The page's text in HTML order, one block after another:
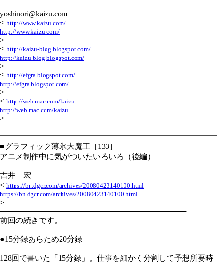
yoshinori@kaizu.com
< http://www.kaizu.com/
http://www.kaizu.com/
>
< http://kaizu-blog.blogspot.com/
http://kaizu-blog.blogspot.com/
>
< http://efgra.blogspot.com/
http://efgra.blogspot.com/
>
< http://web.mac.com/kaizu
http://web.mac.com/kaizu
>
■グラフィック薄氷大魔王［133］
アニメ制作中に気がついたいろいろ（後編）
吉井 宏
< https://bn.dgcr.com/archives/20080423140100.html
https://bn.dgcr.com/archives/20080423140100.html
>
───────────────────────────────────
前回の続きです。
●15分録あらため20分録
128回で書いた「15分録」。仕事を細かく分割して予想所要時